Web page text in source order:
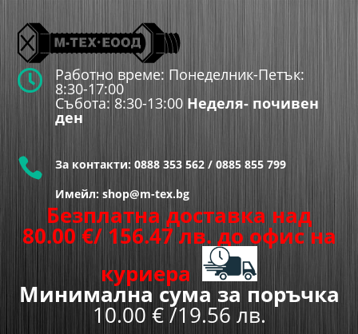
 Работно време: Понеделник-Петък:
8:30-17:00
Събота: 8:30-13:00 Неделя- почивен
ден
 За контакти: 0888 353 562 / 0885 855 799
Имейл: shop@m-tex.bg
Безплатна доставка над
80.00 €/ 156.47 лв. до офис на
куриера
Минимална сума за поръчка
10.00 € /19.56 лв.